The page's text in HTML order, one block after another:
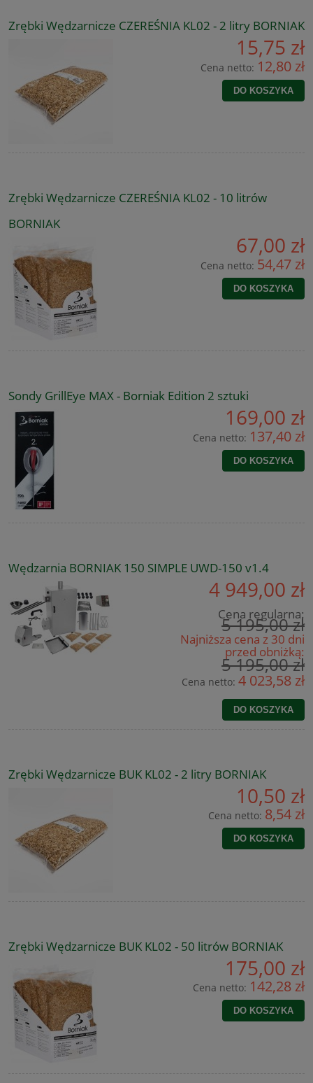
Zrębki Wędzarnicze CZEREŚNIA KL02 - 2 litry BORNIAK
15,75 zł
Cena netto: 12,80 zł
DO KOSZYKA
Zrębki Wędzarnicze CZEREŚNIA KL02 - 10 litrów
BORNIAK
67,00 zł
Cena netto: 54,47 zł
DO KOSZYKA
Sondy GrillEye MAX - Borniak Edition 2 sztuki
169,00 zł
Cena netto: 137,40 zł
DO KOSZYKA
Wędzarnia BORNIAK 150 SIMPLE UWD-150 v1.4
4 949,00 zł
Cena regularna:
5 195,00 zł
Najniższa cena z 30 dni
przed obniżką:
5 195,00 zł
Cena netto: 4 023,58 zł
DO KOSZYKA
Zrębki Wędzarnicze BUK KL02 - 2 litry BORNIAK
10,50 zł
Cena netto: 8,54 zł
DO KOSZYKA
Zrębki Wędzarnicze BUK KL02 - 50 litrów BORNIAK
175,00 zł
Cena netto: 142,28 zł
DO KOSZYKA